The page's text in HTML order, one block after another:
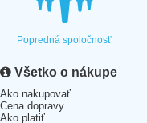
Popredná spoločnosť
Všetko o nákupe
Ako nakupovať
Cena dopravy
Ako platiť